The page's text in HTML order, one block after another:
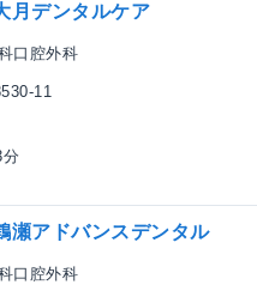
月デンタルケア
口腔外科
11
分
瀬アドバンスデンタル
口腔外科